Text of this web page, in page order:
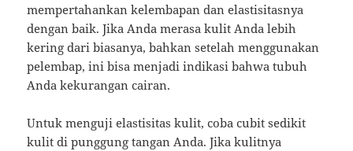
mempertahankan kelembapan dan elastisitasnya
dengan baik. Jika Anda merasa kulit Anda lebih
kering dari biasanya, bahkan setelah menggunakan
pelembap, ini bisa menjadi indikasi bahwa tubuh
Anda kekurangan cairan.
Untuk menguji elastisitas kulit, coba cubit sedikit
kulit di punggung tangan Anda. Jika kulitnya